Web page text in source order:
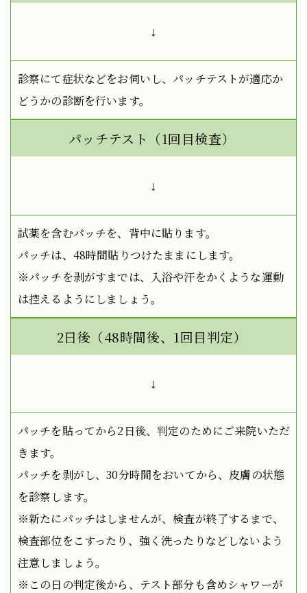
↓
診察にて症状などをお伺いし、パッチテストが適応か
どうかの診断を行います。
パッチテスト（1回目検査）
↓
試薬を含むパッチを、背中に貼ります。
パッチは、48時間貼りつけたままにします。
※パッチを剥がすまでは、入浴や汗をかくような運動
は控えるようにしましょう。
2日後（48時間後、1回目判定）
↓
パッチを貼ってから2日後、判定のためにご来院いただ
きます。
パッチを剥がし、30分時間をおいてから、皮膚の状態
を診察します。
※新たにパッチはしませんが、検査が終了するまで、
検査部位をこすったり、強く洗ったりなどしないよう
注意しましょう。
※この日の判定後から、テスト部分も含めシャワーが